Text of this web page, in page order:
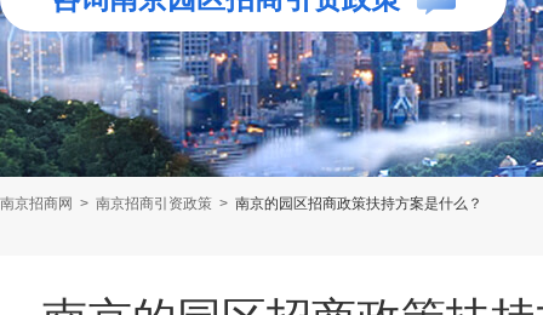
南京招商网 > 南京招商引资政策 > 南京的园区招商政策扶持方案是什么？